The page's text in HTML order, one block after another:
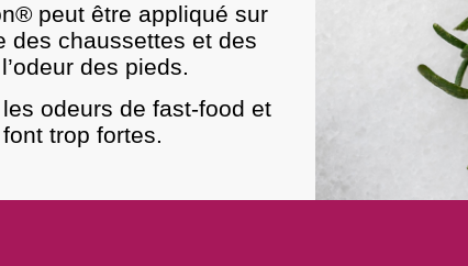
peut être appliqué sur
des chaussettes et des
des pieds.
odeurs de fast-food et
trop fortes.